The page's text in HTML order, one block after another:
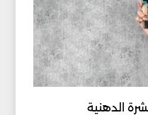
الدهنية